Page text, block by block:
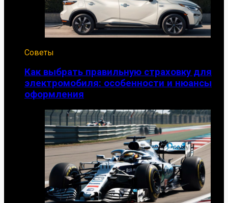
Советы
Как выбрать правильную страховку для
электромобиля: особенности и нюансы
оформления